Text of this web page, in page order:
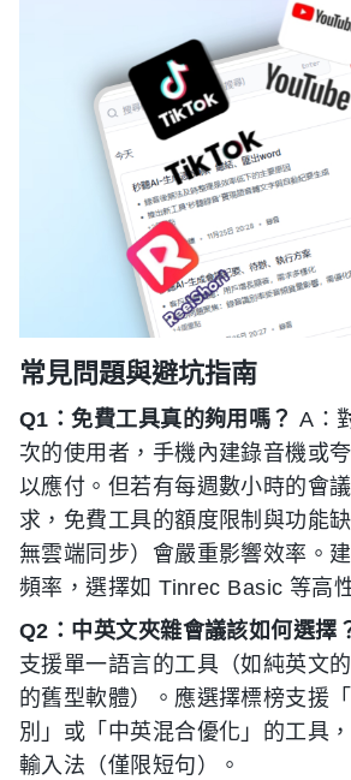
常見問題與避坑指南
Q1：免費工具真的夠用嗎？ A：
次的使用者，手機內建錄音機或
以應付。但若有每週數小時的會
求，免費工具的額度限制與功能
無雲端同步）會嚴重影響效率。
頻率，選擇如 Tinrec Basic 等高
Q2：中英文夾雜會議該如何選擇
支援單一語言的工具（如純英文
的舊型軟體）。應選擇標榜支援
別」或「中英混合優化」的工具
輸入法（僅限短句）。